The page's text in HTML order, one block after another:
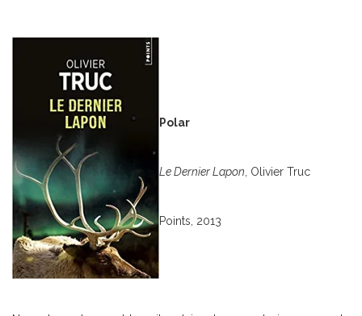
Polar
Le Dernier Lapon , Olivier Truc
Points, 2013